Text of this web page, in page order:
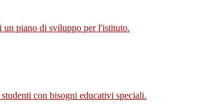
un piano di sviluppo per l'istituto.
con bisogni educativi speciali.